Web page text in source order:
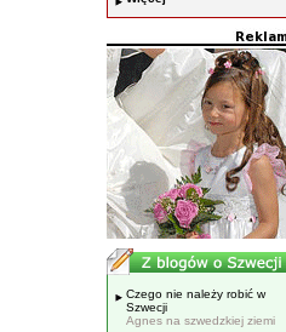
Czego nie należy robić w
Szwecji
Agnes na szwedzkiej ziemi